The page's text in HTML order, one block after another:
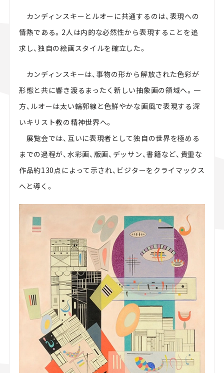
カンディンスキーとルオーに共通するのは、表現への
情熱である。2人は内的な必然性から表現することを追
求し、独自の絵画スタイルを確立した。
カンディンスキーは、事物の形から解放された色彩が
形態と共に響き渡るまったく新しい抽象画の領域へ。一
方、ルオーは太い輪郭線と色鮮やかな画風で表現する深
いキリスト教の精神世界へ。
展覧会では、互いに表現者として独自の世界を極める
までの過程が、水彩画、版画、デッサン、書籍など、貴重な
作品約130点によって示され、ビジターをクライマックス
へと導く。